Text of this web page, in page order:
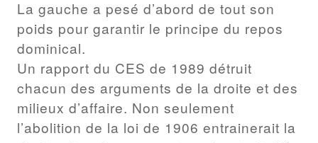
La gauche a pesé d’abord de tout son
poids pour garantir le principe du repos
dominical.
Un rapport du CES de 1989 détruit
chacun des arguments de la droite et des
milieux d’affaire. Non seulement
l’abolition de la loi de 1906 entrainerait la